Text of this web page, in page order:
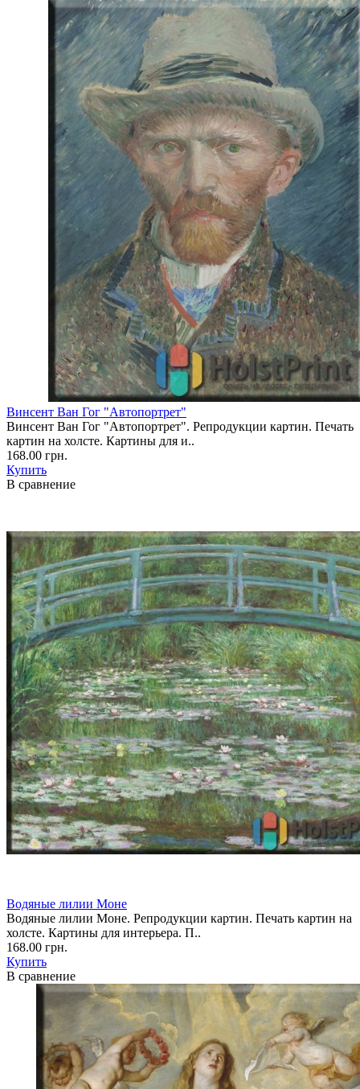
Винсент Ван Гог "Автопортрет"
Винсент Ван Гог "Автопортрет". Репродукции картин. Печать
картин на холсте. Картины для и..
168.00 грн.
Купить
В сравнение
Водяные лилии Моне
Водяные лилии Моне. Репродукции картин. Печать картин на
холсте. Картины для интерьера. П..
168.00 грн.
Купить
В сравнение